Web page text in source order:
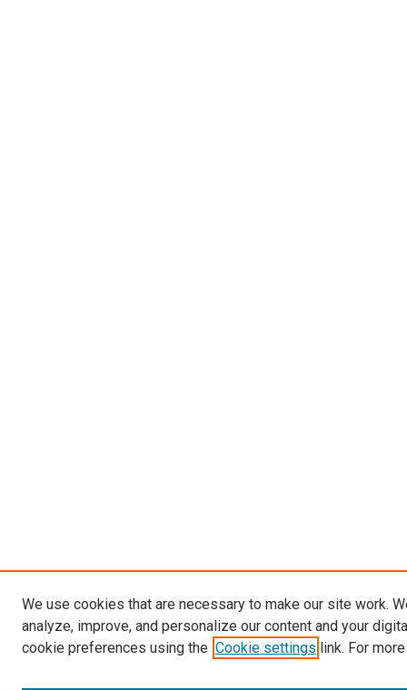
We use cookies that are necessary to make our site work.
analyze, improve, and personalize our content and your
cookie preferences using the Cookie settings link. For